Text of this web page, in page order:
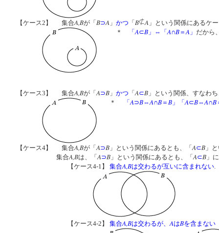
【ケース2】 集合A,Bが「 B⊃A 」 かつ 「 B A 」という関係にあるケ
＊
「 A⊂B 」⇔「 A∩B ＝ A 」 だから
【ケース3】 集合A,Bが「 A⊃B 」 かつ 「 A⊂B 」という関係、すなわ
＊
「 A⊃B ⇔ A∩B ＝ B 」 「 A⊂B ⇔ A∩B
【ケース4】 集合A,Bが「 A⊃B 」という関係にあるとも、「 A⊂B 」
集合A,Bは、「 A⊃B 」という関係にあるとも、「 A⊂B 」
【ケース4-1】 集合A,Bは交わるが互いに含まれない
【ケース4-2】 集合A,Bは交わるが、 AはBを含まない